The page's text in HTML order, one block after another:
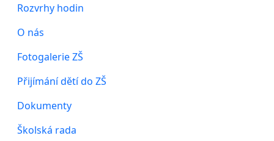
Rozvrhy hodin
O nás
Fotogalerie ZŠ
Přijímání dětí do ZŠ
Dokumenty
Školská rada